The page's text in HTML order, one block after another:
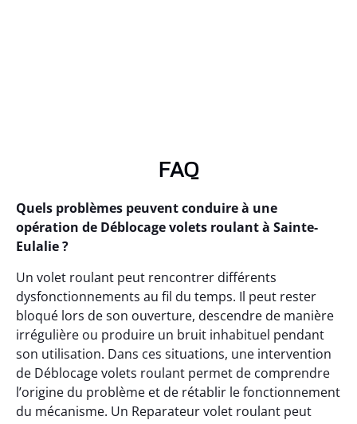
FAQ
Quels problèmes peuvent conduire à une
opération de Déblocage volets roulant à Sainte-
Eulalie ?
Un volet roulant peut rencontrer différents
dysfonctionnements au fil du temps. Il peut rester
bloqué lors de son ouverture, descendre de manière
irrégulière ou produire un bruit inhabituel pendant
son utilisation. Dans ces situations, une intervention
de Déblocage volets roulant permet de comprendre
l’origine du problème et de rétablir le fonctionnement
du mécanisme. Un Reparateur volet roulant peut